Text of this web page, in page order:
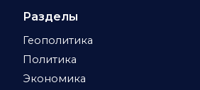
Разделы
Геополитика
Политика
Экономика